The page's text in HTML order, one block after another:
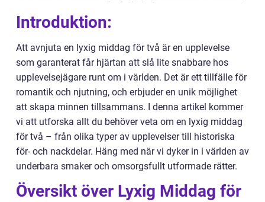
Introduktion:
Att avnjuta en lyxig middag för två är en upplevelse
som garanterat får hjärtan att slå lite snabbare hos
upplevelsejägare runt om i världen. Det är ett tillfälle för
romantik och njutning, och erbjuder en unik möjlighet
att skapa minnen tillsammans. I denna artikel kommer
vi att utforska allt du behöver veta om en lyxig middag
för två – från olika typer av upplevelser till historiska
för- och nackdelar. Häng med när vi dyker in i världen av
underbara smaker och omsorgsfullt utformade rätter.
Översikt över Lyxig Middag för